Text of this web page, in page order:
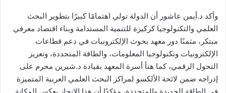
وأكد د.أيمن عاشور أن الدولة تولي اهتمامًا كبيرًا بتطوير البحث
العلمي والتكنولوجيا كركيزة للتنمية المستدامة وبناء اقتصاد معرفي
مبتكر، مثمنًا دور معهد بحوث الإلكترونيات في دعم قطاعات
الإلكترونيات وتكنولوجيا المعلومات، والطاقة المتجددة، وتعزيز
التحول الرقمي، كما هنأ أسرة المعهد بقيادة د.شيرين محرم على
إدراجه ضمن لائحة الألكسو لمراكز البحث العلمي العربية المتميزة